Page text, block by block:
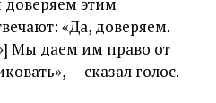
этим
«Да, доверяем.
Мы даем им право от
— сказал голос.